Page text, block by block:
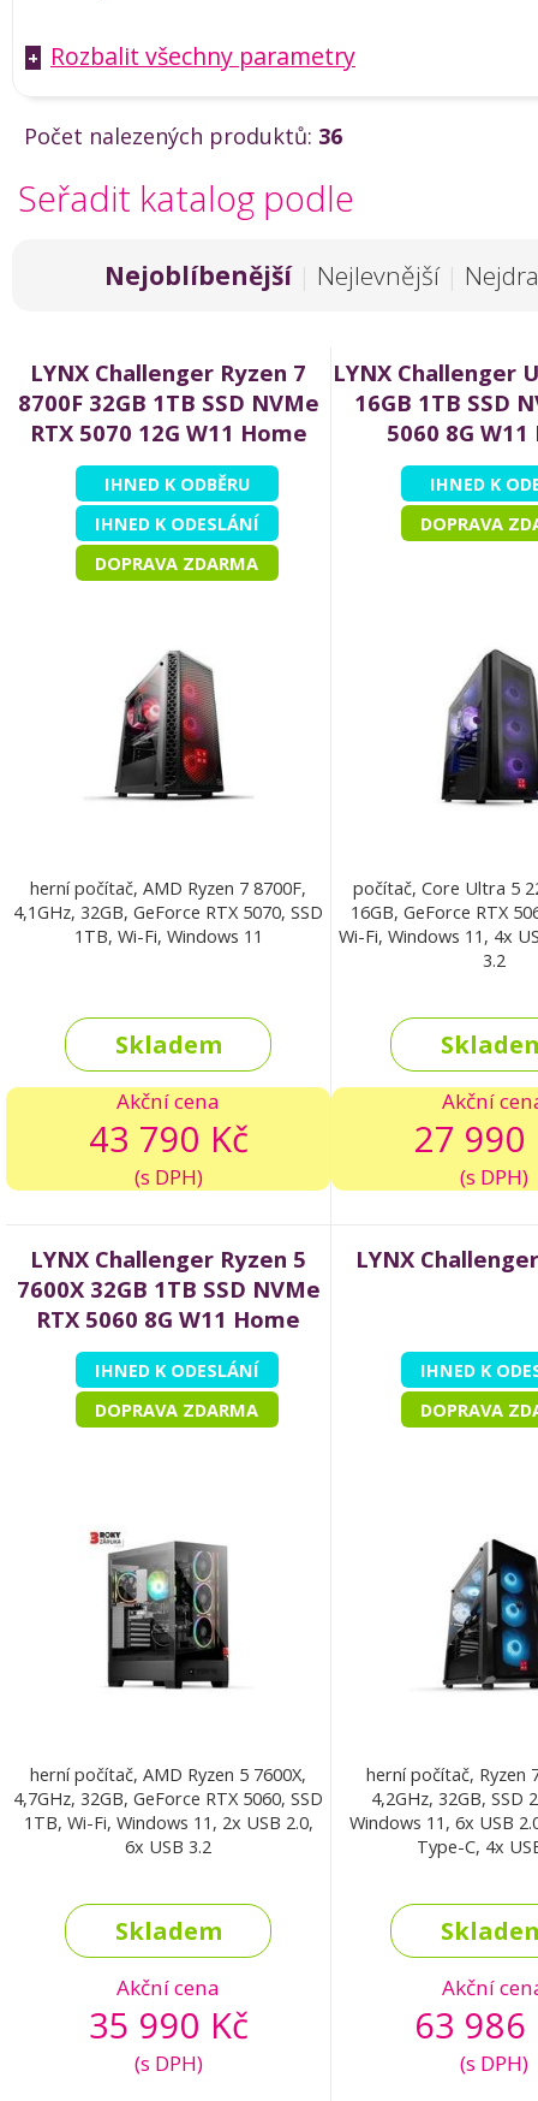
+ Rozbalit všechny parametry
Počet nalezených produktů: 36
Seřadit katalog podle
Nejoblíbenější | Nejlevnější |
LYNX Challenger Ryzen 7
8700F 32GB 1TB SSD NVMe
RTX 5070 12G W11 Home
IHNED K ODBĚRU
IHNED K ODESLÁNÍ
DOPRAVA ZDARMA
herní počítač, AMD Ryzen 7 8700F,
4,1GHz, 32GB, GeForce RTX 5070, SSD
1TB, Wi-Fi, Windows 11
Skladem
Akční cena
43 790 Kč
(s DPH)
LYNX Challenger
16GB 1TB SSD
5060 8G
IHNED K
DOPRAVA
počítač, Core Ultra 5
16GB, GeForce RTX
Wi-Fi, Windows 11, 4x
3.2
Akční
27 990
(s DPH)
LYNX Challenger Ryzen 5
7600X 32GB 1TB SSD NVMe
RTX 5060 8G W11 Home
IHNED K ODESLÁNÍ
DOPRAVA ZDARMA
herní počítač, AMD Ryzen 5 7600X,
4,7GHz, 32GB, GeForce RTX 5060, SSD
1TB, Wi-Fi, Windows 11, 2x USB 2.0,
6x USB 3.2
Skladem
Akční cena
35 990 Kč
(s DPH)
LYNX
IHNED K
DOPRAVA
herní počítač, Ryzen
4,2GHz, 32GB, SSD
Windows 11, 6x USB
Type-C, 4x
Akční
63 986
(s DPH)